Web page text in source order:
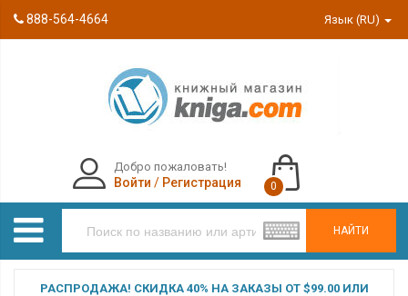
888-564-4664 Язык (RU)
НАЙТИ
Добро пожаловать!
Войти / Регистрация 0
РАСПРОДАЖА! СКИДКА 40% НА ЗАКАЗЫ ОТ $99.00 ИЛИ